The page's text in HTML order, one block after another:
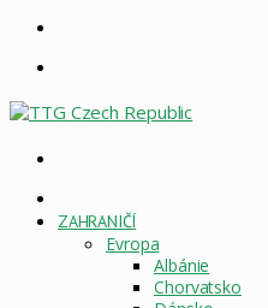
STRÁNKA
ZAHRANIČÍ
Evropa
Albánie
Chorvatsko